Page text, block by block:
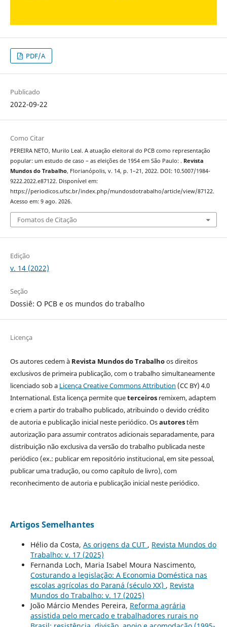
PDF/A
Publicado
2022-09-22
Como Citar
PEREIRA NETO, Murilo Leal. A atuação eleitoral do PCB como representação
popular: um estudo de caso – as eleições de 1954 em São Paulo: . Revista
Mundos do Trabalho, Florianópolis, v. 14, p. 1–21, 2022. DOI: 10.5007/1984-
9222.2022.e87122. Disponível em:
https://periodicos.ufsc.br/index.php/mundosdotrabalho/article/view/87122.
Acesso em: 9 ago. 2026.
Fomatos de Citação
Edição
v. 14 (2022)
Seção
Dossiê: O PCB e os mundos do trabalho
Licença
Os autores cedem à Revista Mundos do Trabalhoos direitos
exclusivos de primeira publicação, com o trabalho simultaneamente
licenciado sob a Licença Creative Commons Attribution (CC BY) 4.0
International. Esta licença permite queterceirosremixem, adaptem
e criem a partir do trabalho publicado, atribuindo o devido crédito
de autoria e publicação inicial neste periódico. Osautorestêm
autorização para assumir contratos adicionais separadamente, para
distribuição não exclusiva da versão do trabalho publicada neste
periódico (ex.: publicar em repositório institucional, em site pessoal,
publicar uma tradução, ou como capítulo de livro), com
reconhecimento de autoria e publicação inicial neste periódico.
Artigos Semelhantes
Hélio da Costa, As origens da CUT , Revista Mundos do
Trabalho: v. 17 (2025)
Fernanda Loch, Maria Isabel Moura Nascimento,
Costurando a legislação: A Economia Doméstica nas
escolas agrícolas do Paraná (século XX) , Revista
Mundos do Trabalho: v. 17 (2025)
João Márcio Mendes Pereira, Reforma agrária
assistida pelo mercado e trabalhadores rurais no